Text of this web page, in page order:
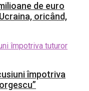
de euro
oricând,
împotriva